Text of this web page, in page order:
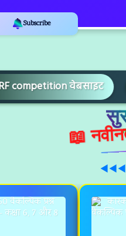
Subscribe
RF competition
📖
◀◀◀